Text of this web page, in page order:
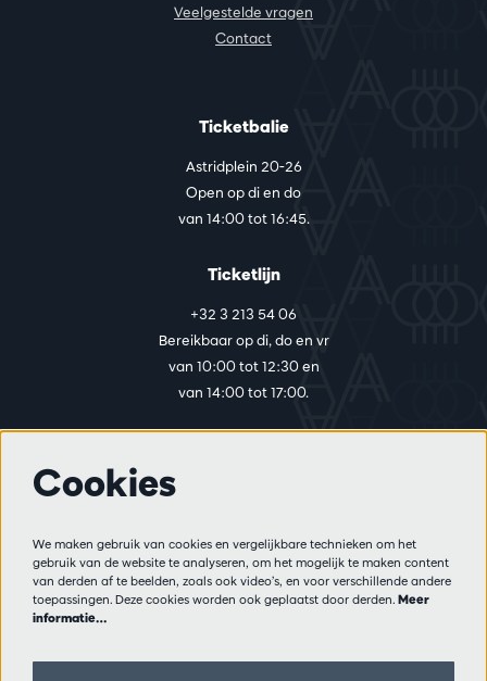
Veelgestelde vragen
Contact
Ticketbalie
Astridplein 20-26
Open op di en do
van 14:00 tot 16:45.
Ticketlijn
+32 3 213 54 06
Bereikbaar op di, do en vr
van 10:00 tot 12:30 en
van 14:00 tot 17:00.
Privacy
Verkoopsvoorwaarden
Pers
Cookies
We maken gebruik van cookies en vergelijkbare technieken om het
gebruik van de website te analyseren, om het mogelijk te maken content
van derden af te beelden, zoals ook video’s, en voor verschillende andere
toepassingen. Deze cookies worden ook geplaatst door derden. Meer
informatie…